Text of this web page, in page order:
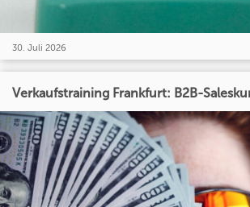
30. Juli 2026
Verkaufstraining Frankfurt: B2B-